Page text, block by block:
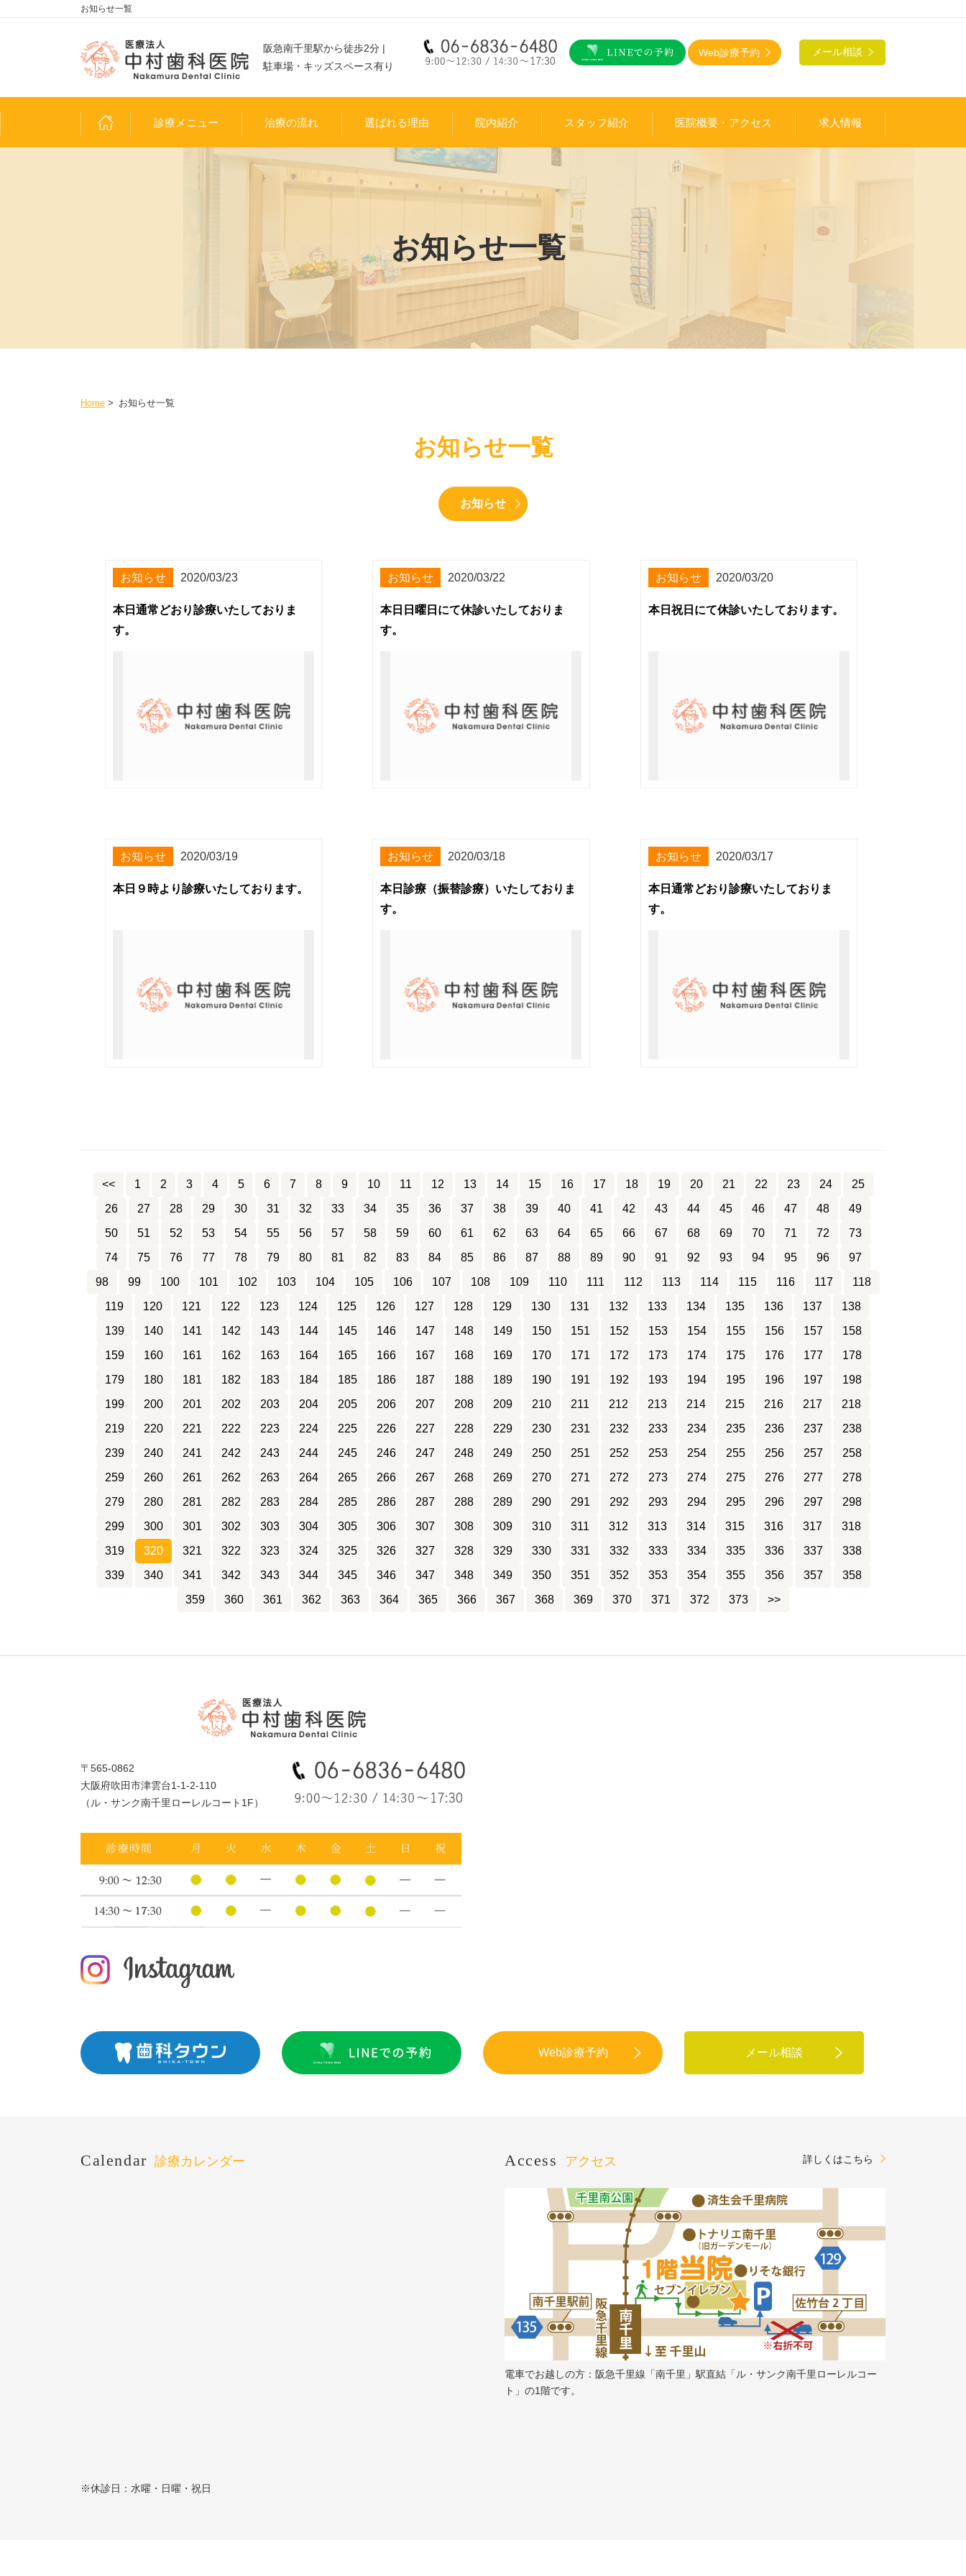
お知らせ一覧
阪急南千里駅から徒歩2分 |
駐車場・キッズスペース有り
Web診療予約 メール相談
診療メニュー 治療の流れ 選ばれる理由 院内紹介 スタッフ紹介 医院概要・アクセス 求人情報
お知らせ一覧
Home > お知らせ一覧
お知らせ一覧
お知らせ
お知らせ 2020/03/23
本日通常どおり診療いたしておりま
す。
お知らせ 2020/03/22
本日日曜日にて休診いたしておりま
す。
お知らせ 2020/03/20
本日祝日にて休診いたしております。
お知らせ 2020/03/19
本日９時より診療いたしております。
お知らせ 2020/03/18
本日診療（振替診療）いたしておりま
す。
お知らせ 2020/03/17
本日通常どおり診療いたしておりま
す。
<< 1 2 3 4 5 6 7 8 9 10 11 12 13 14 15 16 17 18 19 20 21 22 23 24
25
26
27 28 29 30 31 32 33 34 35 36 37 38 39 40 41 42 43 44 45 46 47 48
49
50
51 52 53 54 55 56 57 58 59 60 61 62 63 64 65 66 67 68 69 70 71 72
73
74
75 76 77 78 79 80 81 82 83 84 85 86 87 88 89 90 91 92 93 94 95 96
97
98
99 100 101 102 103 104 105 106 107 108 109 110 111 112 113 114 115 116 117
118
119
120 121 122 123 124 125 126 127 128 129 130 131 132 133 134 135 136 137
138
139
140 141 142 143 144 145 146 147 148 149 150 151 152 153 154 155 156 157
158
159
160 161 162 163 164 165 166 167 168 169 170 171 172 173 174 175 176 177
178
179
180 181 182 183 184 185 186 187 188 189 190 191 192 193 194 195 196 197
198
199
200 201 202 203 204 205 206 207 208 209 210 211 212 213 214 215 216 217
218
219
220 221 222 223 224 225 226 227 228 229 230 231 232 233 234 235 236 237
238
239
240 241 242 243 244 245 246 247 248 249 250 251 252 253 254 255 256 257
258
259
260 261 262 263 264 265 266 267 268 269 270 271 272 273 274 275 276 277
278
279
280 281 282 283 284 285 286 287 288 289 290 291 292 293 294 295 296 297
298
299
300 301 302 303 304 305 306 307 308 309 310 311 312 313 314 315 316 317
318
319
320 321 322 323 324 325 326 327 328 329 330 331 332 333 334 335 336 337
338
339
340 341 342 343 344 345 346 347 348 349 350 351 352 353 354 355 356 357
358
359
360 361 362 363 364 365 366 367 368 369 370 371 372 373 >>
〒565-0862
大阪府吹田市津雲台1-1-2-110
（ル・サンク南千里ローレルコート1F）
Web診療予約 メール相談
Calendar 診療カレンダー
※休診日：水曜・日曜・祝日
Access アクセス 詳しくはこちら
電車でお越しの方：阪急千里線「南千里」駅直結「ル・サンク南千里ローレルコー
ト」の1階です。